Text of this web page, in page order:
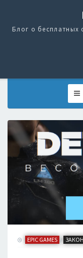
Блог о бесплатных
EPIC GAMES /